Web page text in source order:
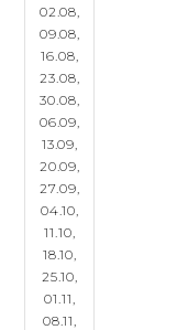
02.08,
09.08,
16.08,
23.08,
30.08,
06.09,
13.09,
20.09,
27.09,
04.10,
11.10,
18.10,
25.10,
01.11,
08.11,